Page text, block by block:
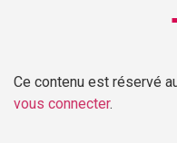
Ce contenu est réservé
vous connecter.